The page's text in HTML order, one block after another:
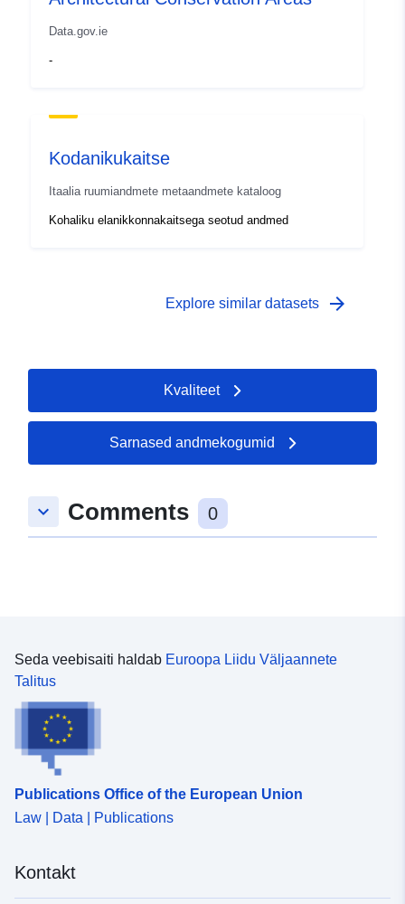
Data.gov.ie
-
Kodanikukaitse
Itaalia ruumiandmete metaandmete kataloog
Kohaliku elanikkonnakaitsega seotud andmed
Explore similar datasets arrow_forward
Kvaliteet
Sarnased andmekogumid
keyboard_arrow_down Comments 0
Seda veebisaiti haldab Euroopa Liidu Väljaannete
Talitus
Publications Office of the European Union
Law | Data | Publications
Kontakt